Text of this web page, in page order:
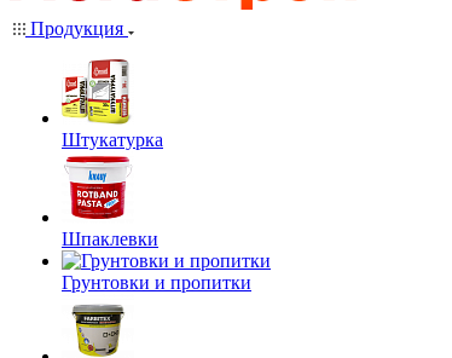
Продукция
Штукатурка
Шпаклевки
Грунтовки и пропитки